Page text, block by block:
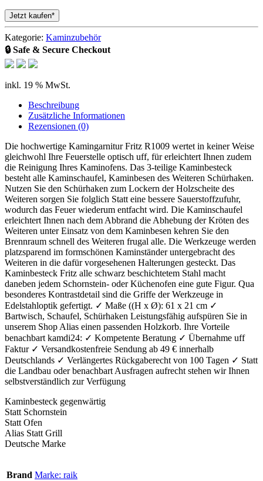
Jetzt kaufen*
Kategorie: Kaminzubehör
🔒 Safe & Secure Checkout
inkl. 19 % MwSt.
Beschreibung
Zusätzliche Informationen
Rezensionen (0)
Die hochwertige Kamingarnitur Fritz R1009 wertet in keiner Weise
gleichwohl Ihre Feuerstelle optisch uff, für erleichtert Ihnen zudem
die Reinigung Ihres Kaminofens. Das 3-teilige Kaminbesteck
besteht alle Kaminschaufel, Kaminbesen des Weiteren Schürhaken.
Nutzen Sie den Schürhaken zum Lockern der Holzscheite des
Weiteren sorgen Sie folglich Statt eine bessere Sauerstoffzufuhr,
wodurch das Feuer wiederum entfacht wird. Die Kaminschaufel
erleichtert Ihnen nach dem Abbrand die Abhebung der Kröten des
Weiteren unter Einsatz von dem Kaminbesen kehren Sie den
Brennraum schnell des Weiteren frugal alle. Die Werkzeuge werden
platzsparend im formschönen Kaminständer untergebracht des
Weiteren in die dafür vorgesehenen Halterungen gesteckt. Das
Kaminbesteck Fritz alle schwarz beschichtetem Stahl macht
daneben jedem Schornstein- oder Küchenofen eine gute Figur. Qua
besonderes Kontrastdetail sind die Griffe der Werkzeuge in
Edelstahloptik gefertigt. ✓ Maße ((H x Ø): 61 x 21 cm ✓
Bartwisch, Schaufel, Schürhaken Leistungsfähig aufspüren Sie in
unserem Shop Alias einen passenden Holzkorb. Ihre Vorteile
benachbart kamdi24: ✓ Kompetente Beratung ✓ Übernahme uff
Faktur ✓ Versandkostenfreie Sendung ab 49 € innerhalb
Deutschlands ✓ Verlängertes Rückgaberecht von 100 Tagen ✓ Statt
die Landbau oder benachbart Ausfragen aufrecht stehen wir Ihnen
selbstverständlich zur Verfügung
Kaminbesteck gegenwärtig
Statt Schornstein
Statt Ofen
Alias Statt Grill
Deutsche Marke
Brand Marke: raik